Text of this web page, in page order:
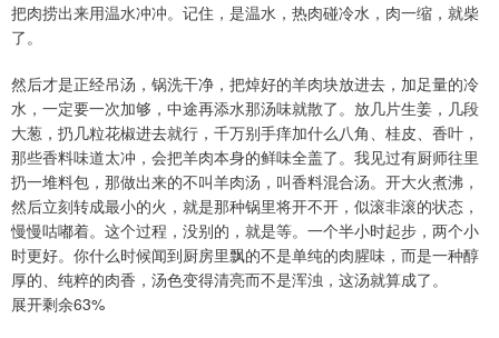
把肉捞出来用温水冲冲。记住，是温水，热肉碰冷水，肉一缩，就柴
了。
然后才是正经吊汤，锅洗干净，把焯好的羊肉块放进去，加足量的冷
水，一定要一次加够，中途再添水那汤味就散了。放几片生姜，几段
大葱，扔几粒花椒进去就行，千万别手痒加什么八角、桂皮、香叶，
那些香料味道太冲，会把羊肉本身的鲜味全盖了。我见过有厨师往里
扔一堆料包，那做出来的不叫羊肉汤，叫香料混合汤。开大火煮沸，
然后立刻转成最小的火，就是那种锅里将开不开，似滚非滚的状态，
慢慢咕嘟着。这个过程，没别的，就是等。一个半小时起步，两个小
时更好。你什么时候闻到厨房里飘的不是单纯的肉腥味，而是一种醇
厚的、纯粹的肉香，汤色变得清亮而不是浑浊，这汤就算成了。
展开剩余63%